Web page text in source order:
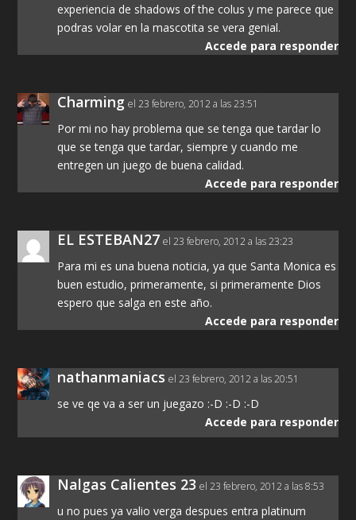
experiencia de shadows of the colus y me parece que
podras volar en la mascotita se vera genial.
Accede para responder
Charming el 23 febrero, 2012 a las 23:51
Por mi no hay problema que se tenga que tardar lo
que se tenga que tardar, siempre y cuando me
entregen un juego de buena calidad.
Accede para responder
EL ESTEBAN27 el 23 febrero, 2012 a las 23:23
Para mi es una buena noticia, ya que Santa Monica es
buen estudio, primeramente, si primeramente Dios
espero que salga en este año.
Accede para responder
nathanmaniacs el 23 febrero, 2012 a las 20:51
se ve qe va a ser un juegazo :-D :-D :-D
Accede para responder
Nalgas Calientes 23 el 23 febrero, 2012 a las 8:53
u no pues ya valio verga despues entra platinum